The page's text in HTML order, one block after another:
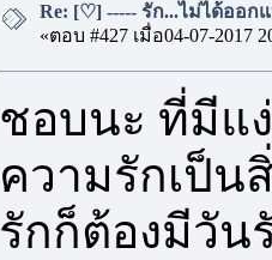
Re: [♡] ----- รัก...ไม่ได้ออกแ
«ตอบ #427 เมื่อ04-07-2017
ชอบนะ ที่มีแ
ความรักเป็น
รักก็ต้องมีวัน